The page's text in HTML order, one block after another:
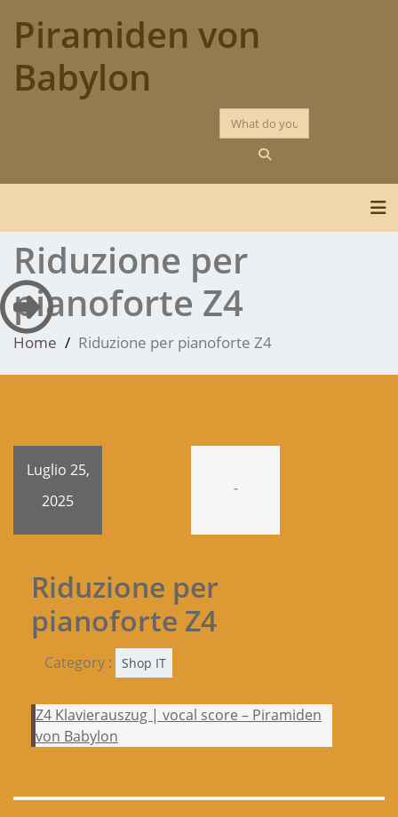
content
Piramiden von
Babylon
Riduzione per
pianoforte Z4
Home Riduzione per pianoforte Z4
Luglio 25,
2025
-
Riduzione per
pianoforte Z4
Category : Shop IT
Z4 Klavierauszug | vocal score – Piramiden
von Babylon